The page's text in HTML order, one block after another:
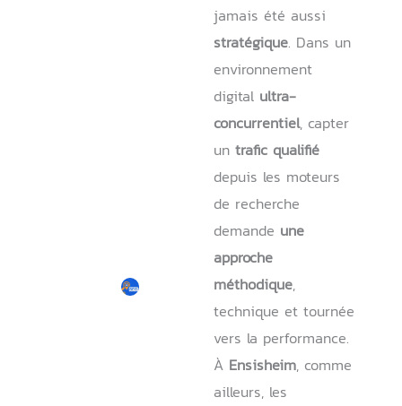
jamais été aussi
stratégique. Dans un
environnement
digital ultra-
concurrentiel, capter
untrafic qualifié
depuis les moteurs
de recherche
demande une
approche
méthodique,
technique et tournée
vers la performance.
À Ensisheim, comme
ailleurs, les